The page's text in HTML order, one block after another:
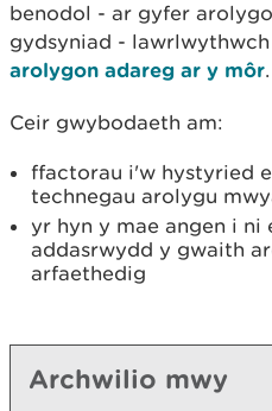
benodol - ar gyfer
gydsyniad - lawrlwythwch
arolygon adareg ar y môr.
Ceir gwybodaeth am:
ffactorau i'w hystyried
technegau arolygu
yr hyn y mae angen i ni
addasrwydd y gwaith
arfaethedig
Archwilio mwy